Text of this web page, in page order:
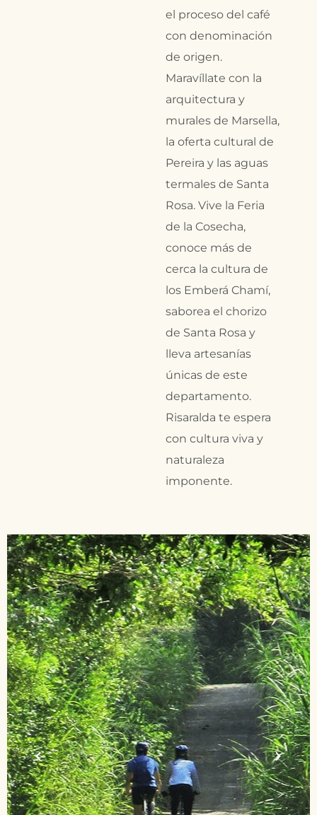
el proceso del café
con denominación
de origen.
Maravíllate con la
arquitectura y
murales de Marsella,
la oferta cultural de
Pereira y las aguas
termales de Santa
Rosa. Vive la Feria
de la Cosecha,
conoce más de
cerca la cultura de
los Emberá Chamí,
saborea el chorizo
de Santa Rosa y
lleva artesanías
únicas de este
departamento.
Risaralda te espera
con cultura viva y
naturaleza
imponente.